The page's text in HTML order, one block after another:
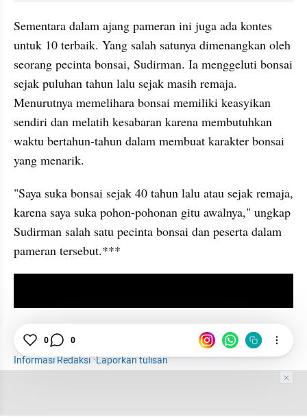
Sementara dalam ajang pameran ini juga ada kontes
untuk 10 terbaik. Yang salah satunya dimenangkan oleh
seorang pecinta bonsai, Sudirman. Ia menggeluti bonsai
sejak puluhan tahun lalu sejak masih remaja.
Menurutnya memelihara bonsai memiliki keasyikan
sendiri dan melatih kesabaran karena membutuhkan
waktu bertahun-tahun dalam membuat karakter bonsai
yang menarik.
"Saya suka bonsai sejak 40 tahun lalu atau sejak remaja,
karena saya suka pohon-pohonan gitu awalnya," ungkap
Sudirman salah satu pecinta bonsai dan peserta dalam
pameran tersebut.***
Bonsai
Informasi Redaksi·Laporkan tulisan
0 0